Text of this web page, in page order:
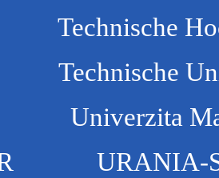
Mateja
URANIA-